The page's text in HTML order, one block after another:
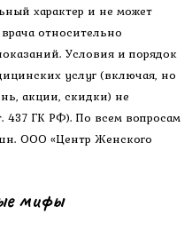
характер и не может
относительно
Условия и порядок
услуг (включая, но
акции, скидки) не
437 ГК РФ). По всем вопросам
ООО «Центр Женского
мифы